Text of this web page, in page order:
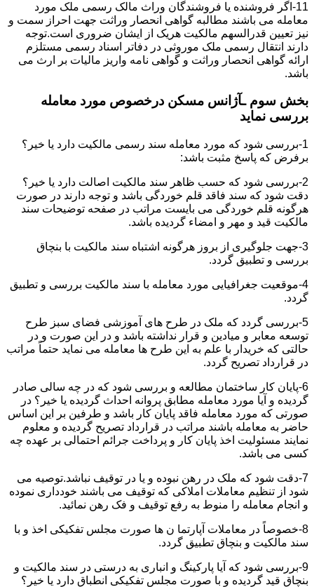
11-اگر فروشنده یا فروشندگان وراث مالک رسمی ملک مورد
معامله می باشند مطالبه گواهی انحصار وراثت جهت احراز سمت و
نیز تعیین قدرالسهم مالکیت هریک از ایشان ضروری است.توجه
دارند انتقال رسمی ملک موروثی در دفاتر اسناد رسمی مستلزم
ارائه گواهی انحصار وراثت و گواهی نامه واریز مالیات بر ارث می
باشد.
بخش سوم ـآژانس مسکن درخصوص مورد معامله
بررسی نماید
1-بررسی شود که مورد معامله سند رسمی مالکیت دارد یا خیر؟
برفرض که پاسخ مثبت باشد:
2-بررسی شود که حسب ظاهر سند مالکیت اصالت دارد یا خیر؟
دقت شود که سند فاقد قلم خوردگی باشد و توجه دارند در صورت
هرگونه قلم خوردگی می بایست مراتب در صفحه توضیحات سند
مالکیت قید و مهر و امضاء گردیده باشد.
3-جهت جلوگیری از بروز هرگونه اشتباه سند مالکیت با بنچاق
بررسی و تطبیق گردد.
4-موقعیت جغرافیایی مورد معامله با سند مالکیت بررسی و تطبیق
گردد.
5-بررسی گردد که ملک در طرح های آموزشی فضای سبز طرح
توسعه معابر و میادین و قرار نداشته باشد و در این صورت و در
حالتی که خریدار با علم به این طرح ها معامله می نماید حتماً مراتب
در قرارداد تصریح گردد.
6-پایان کار ساختمان مطالعه و بررسی شود که در چه سالی صادر
گردیده و آیا مورد معامله مطابق پروانه احداث گردیده یا خیر؟ در
صورتی که مورد معامله فاقد پایان کار باشد و طرفین بر این اساس
حاضر به معامله باشند مراتب در قرارداد تصریح گردیده و معلوم
نمایند مسئولیت اخذ پایان کار و پرداخت جرائم احتمالی بر عهده چه
کسی می باشد.
7-دقت شود که ملک در رهن نبوده و یا در توقیف نباشد.توصیه می
شود از تنظیم معاملات املاکی که توقیف می باشند خودداری نموده
و انجام معامله را منوط به رفع توقیف و فک رهن نمائید.
8-خصوصاً در معاملات آپارتما ن ها صورت مجلس تفکیکی اخذ و با
سند مالکیت و بنچاق تطبیق گردد.
9-بررسی شود که آیا پارکینگ و انباری به درستی در سند مالکیت و
بنچاق قید گردیده و با صورت مجلس تفکیکی انطباق دارد یا خیر؟